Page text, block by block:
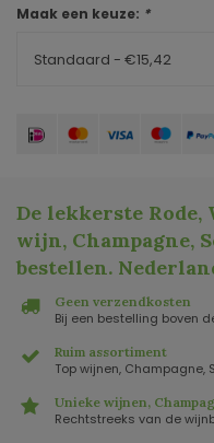
Maak een keuze: *
Standaard - €15,42
De lekkerste Rode,
wijn, Champagne,
bestellen.
Geen verzendkosten
Bij een bestelling boven
Ruim assortiment
Top wijnen, Champagne,
Unieke wijnen,
Rechtstreeks van de